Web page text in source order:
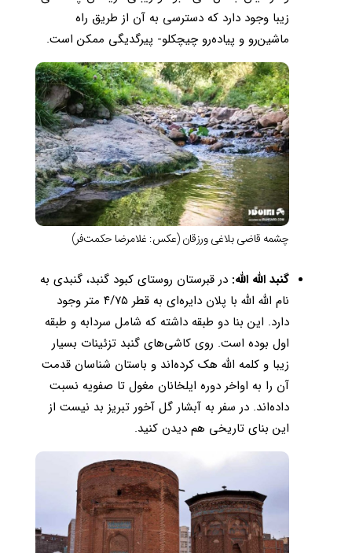
زیبا وجود دارد که دسترسی به آن از طریق راه
ماشین‌رو و پیاده‌رو چیچکلو- پیرگدیگی ممکن است.
چشمه قاضی بلاغی ورزقان (عکس: غلامرضا حکمت‌فر)
گنبد الله الله: در قبرستان روستای کبود گنبد، گنبدی به
نام الله الله با پلان دایره‌ای به قطر ۴/۷۵ متر وجود
دارد. این بنا دو طبقه داشته که شامل سردابه و طبقه
اول بوده است. روی کاشی‌های گنبد تزئینات بسیار
زیبا و کلمه الله هک کرده‌اند و باستان شناسان قدمت
آن را به اواخر دوره ایلخانان مغول تا صفویه نسبت
داده‌اند. در سفر به آبشار گل آخور تبریز بد نیست از
این بنای تاریخی هم دیدن کنید.